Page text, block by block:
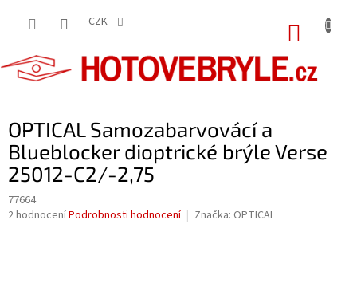
CZK
OPTICAL Samozabarvovácí a
Blueblocker dioptrické brýle Verse
25012-C2/-2,75
77664
Průměrné
2 hodnoceníPodrobnosti hodnocení Značka: OPTICAL